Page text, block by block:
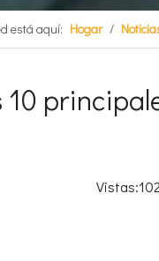
está aquí: Hogar /
10
Vistas: